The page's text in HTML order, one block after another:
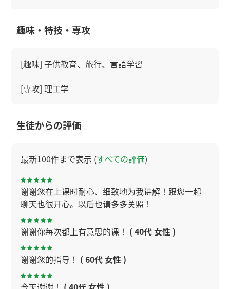
趣味・特技・専攻
[趣味] 子供教育、旅行、言語学習
[専攻] 理工学
生徒からの評価
最新100件まで表示 (すべての評価)
谢谢您在上课时耐心、细致地为我讲解！跟您一起
聊天也很开心。以后也请多多关照！
谢谢你每次都上有意思的课！ ( 40代 女性 )
谢谢您的指导！ ( 60代 女性 )